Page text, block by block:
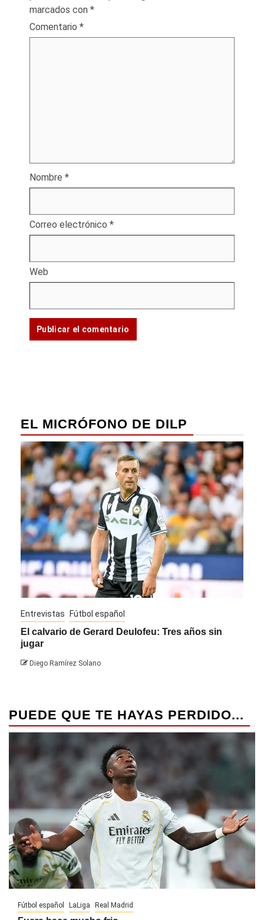
marcados con *
Comentario *
Nombre *
Correo electrónico *
Web
EL MICRÓFONO DE DILP
Entrevistas Fútbol español
El calvario de Gerard Deulofeu: Tres años sin
jugar
Diego Ramírez Solano
PUEDE QUE TE HAYAS PERDIDO...
Fútbol español LaLiga Real Madrid